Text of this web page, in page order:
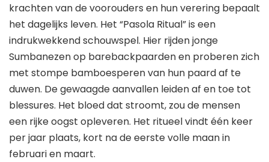
krachten van de voorouders en hun verering bepaalt
het dagelijks leven. Het “Pasola Ritual” is een
indrukwekkend schouwspel. Hier rijden jonge
Sumbanezen op barebackpaarden en proberen zich
met stompe bamboesperen van hun paard af te
duwen. De gewaagde aanvallen leiden af ​​en toe tot
blessures. Het bloed dat stroomt, zou de mensen
een rijke oogst opleveren. Het ritueel vindt één keer
per jaar plaats, kort na de eerste volle maan in
februari en maart.